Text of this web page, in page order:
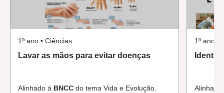
1º ano • Ciências
Lavar as mãos para evitar doenças
Alinhado à BNCC do tema Vida e Evolução.
1º ano •